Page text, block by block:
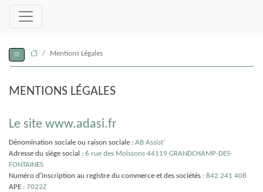
Mentions Légales
MENTIONS LÉGALES
Le site www.adasi.fr
Dénomination sociale ou raison sociale : AB Assist’
Adresse du siège social : 6 rue des Moissons 44119 GRANDCHAMP-DES-
FONTAINES
Numéro d'inscription au registre du commerce et des sociétés : 842 241 408
APE : 7022Z